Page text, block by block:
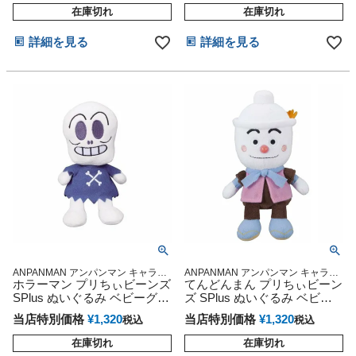
在庫切れ
詳細を見る
在庫切れ
詳細を見る
ANPANMAN アンパンマン キャラク
ター 雑貨 グッズ通販 出産記念 出産
祝い 小物 出産記念
ホラーマン プリちぃビーンズ
SPlus ぬいぐるみ ベビーグッ
ズ プレゼント 人形 赤ちゃん
乳児 新生児 インスタ
当店特別価格 ¥1,320税込
在庫切れ
ANPANMAN アンパンマン キャラク
ター 雑貨 グッズ通販 出産記念 出産
祝い 小物 出産記念
てんどんまん プリちぃビーン
ズ SPlus ぬいぐるみ ベビー
グッズ プレゼント 人形 赤ち
ゃん 乳児 新生児 インスタ
当店特別価格 ¥1,320税込
在庫切れ